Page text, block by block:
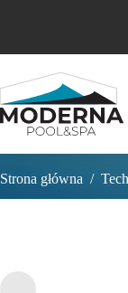
Strona główna /